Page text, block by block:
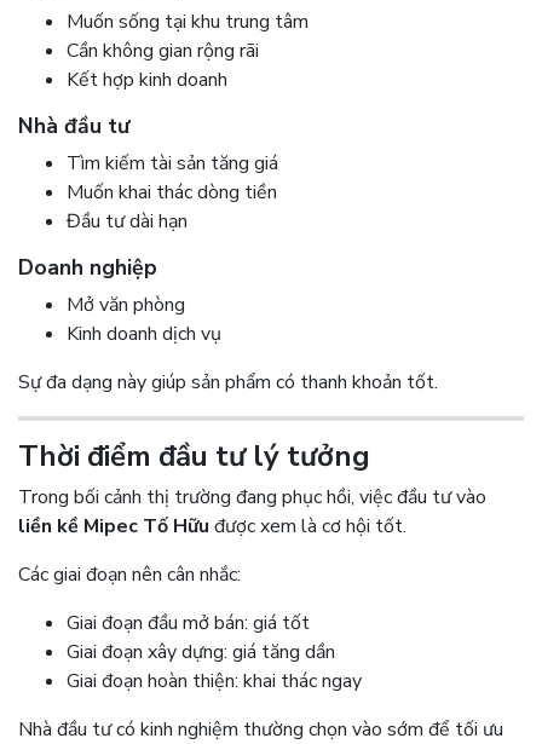
Muốn sống tại khu trung tâm
Cần không gian rộng rãi
Kết hợp kinh doanh
Nhà đầu tư
Tìm kiếm tài sản tăng giá
Muốn khai thác dòng tiền
Đầu tư dài hạn
Doanh nghiệp
Mở văn phòng
Kinh doanh dịch vụ
Sự đa dạng này giúp sản phẩm có thanh khoản tốt.
Thời điểm đầu tư lý tưởng
Trong bối cảnh thị trường đang phục hồi, việc đầu tư vào
liền kề Mipec Tố Hữu được xem là cơ hội tốt.
Các giai đoạn nên cân nhắc:
Giai đoạn đầu mở bán: giá tốt
Giai đoạn xây dựng: giá tăng dần
Giai đoạn hoàn thiện: khai thác ngay
Nhà đầu tư có kinh nghiệm thường chọn vào sớm để tối ưu